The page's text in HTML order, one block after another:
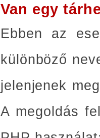
Van egy
Ebben az
különböző
jelenjenek
A megoldás